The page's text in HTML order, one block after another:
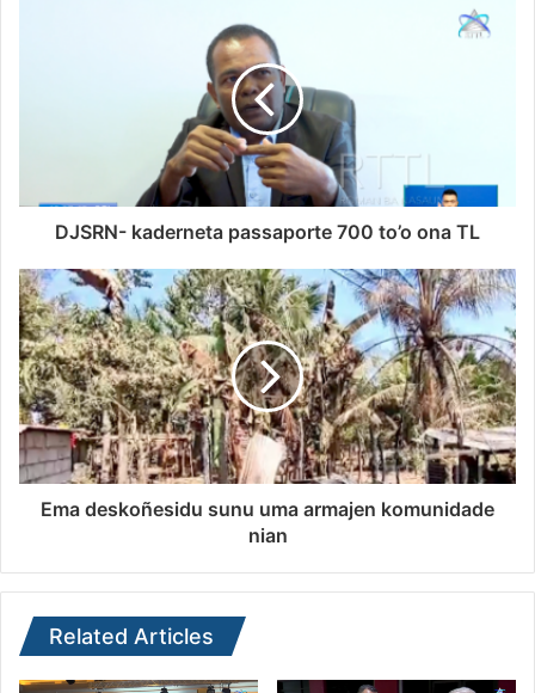
DJSRN- kaderneta passaporte 700 to’o ona TL
Ema deskoñesidu sunu uma armajen komunidade
nian
Related Articles